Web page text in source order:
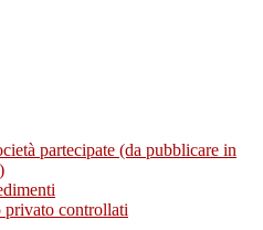
partecipate (da pubblicare in
controllati